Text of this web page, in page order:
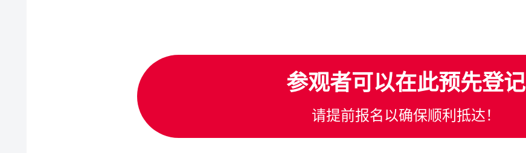
参观者可以在此预先登记
请提前报名以确保顺利抵达！